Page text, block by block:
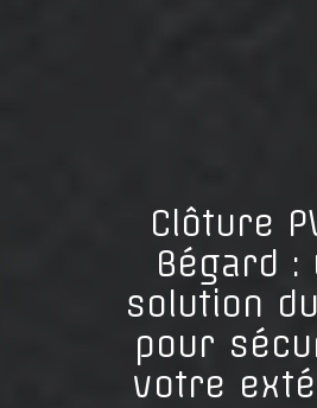
Clôture
Bégard :
solution
pour
votre